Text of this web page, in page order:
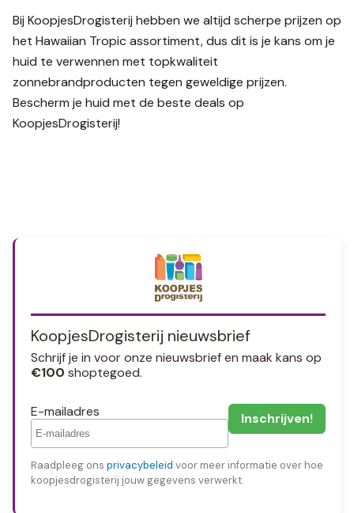
Bij KoopjesDrogisterij hebben we altijd scherpe prijzen op
het Hawaiian Tropic assortiment, dus dit is je kans om je
huid te verwennen met topkwaliteit
zonnebrandproducten tegen geweldige prijzen.
Bescherm je huid met de beste deals op
KoopjesDrogisterij!
KoopjesDrogisterij nieuwsbrief
Schrijf je in voor onze nieuwsbrief en maak kans op
€100 shoptegoed.
E-mailadres
Raadpleeg ons privacybeleid voor meer informatie over hoe
koopjesdrogisterij jouw gegevens verwerkt.